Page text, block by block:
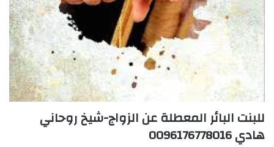
للبنت البائر المعطلة عن الزواج-شيخ روحاني
هادي 0096176778016